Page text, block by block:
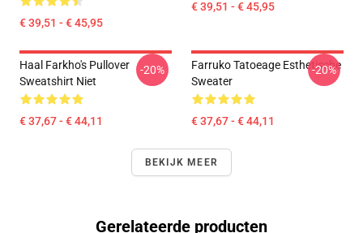
€ 39,51 - € 45,95
€ 39,51 - € 45,95
Haal Farkho's Pullover
Sweatshirt Niet
€ 37,67 - € 44,11
-20%
Farruko Tatoeage Esthetische
Sweater
€ 37,67 - € 44,11
-20%
BEKIJK MEER
Gerelateerde producten